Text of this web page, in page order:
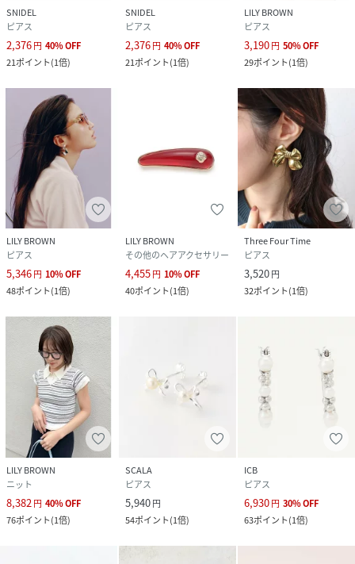
SNIDEL
ピアス
2,376円 40%OFF
21ポイント(1倍)
SNIDEL
ピアス
2,376円 40%OFF
21ポイント(1倍)
LILY BROWN
ピアス
3,190円 50%OFF
29ポイント(1倍)
LILY BROWN
ピアス
5,346円 10%OFF
48ポイント(1倍)
LILY BROWN
その他のヘアアクセサリー
4,455円 10%OFF
40ポイント(1倍)
Three Four Time
ピアス
3,520円
32ポイント(1倍)
LILY BROWN
ニット
8,382 円 40%OFF
76ポイント(1倍)
SCALA
ピアス
5,940円
54ポイント(1倍)
ICB
ピアス
6,930円 30%OFF
63ポイント(1倍)